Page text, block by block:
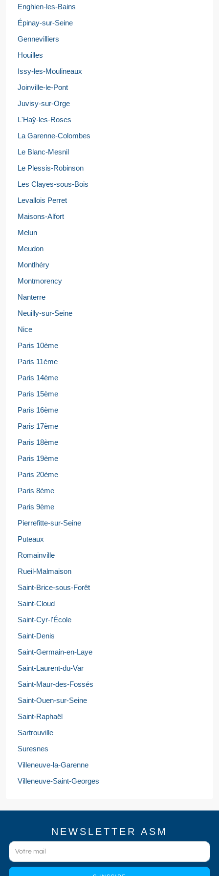
Enghien-les-Bains
Épinay-sur-Seine
Gennevilliers
Houilles
Issy-les-Moulineaux
Joinville-le-Pont
Juvisy-sur-Orge
L'Haÿ-les-Roses
La Garenne-Colombes
Le Blanc-Mesnil
Le Plessis-Robinson
Les Clayes-sous-Bois
Levallois Perret
Maisons-Alfort
Melun
Meudon
Montlhéry
Montmorency
Nanterre
Neuilly-sur-Seine
Nice
Paris 10ème
Paris 11ème
Paris 14ème
Paris 15ème
Paris 16ème
Paris 17ème
Paris 18ème
Paris 19ème
Paris 20ème
Paris 8ème
Paris 9ème
Pierrefitte-sur-Seine
Puteaux
Romainville
Rueil-Malmaison
Saint-Brice-sous-Forêt
Saint-Cloud
Saint-Cyr-l'École
Saint-Denis
Saint-Germain-en-Laye
Saint-Laurent-du-Var
Saint-Maur-des-Fossés
Saint-Ouen-sur-Seine
Saint-Raphaël
Sartrouville
Suresnes
Villeneuve-la-Garenne
Villeneuve-Saint-Georges
NEWSLETTER ASM